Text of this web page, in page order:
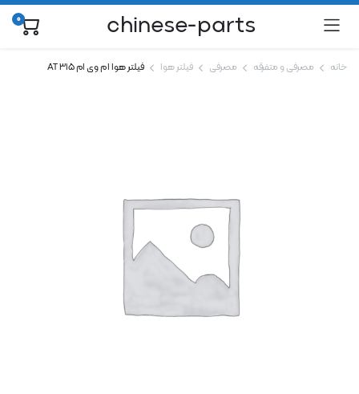
chinese-parts
0
خانه مصرفی و متفرقه مصرفی فیلتر هوا فیلتر هوا ام وی ام 315 AT